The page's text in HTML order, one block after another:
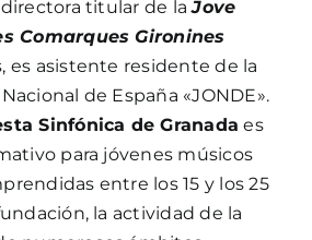
titular de laJove
Comarques Gironines
es asistente residente de la
de España «JONDE».
Sinfónica de Granada es
para jóvenes músicos
entre los 15 y los 25
la actividad de la